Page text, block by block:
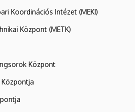
Koordinációs Intézet (MEKI)
Központ (METK)
Központ